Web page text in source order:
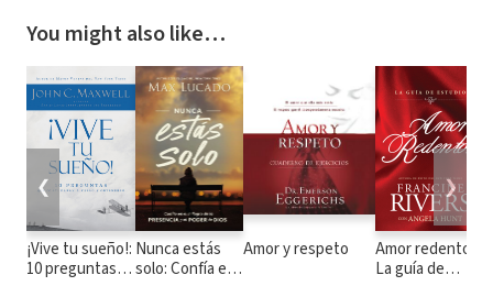
You might also like…
¡Vive tu sueño!:
10 preguntas
Nunca estás
solo: Confía en
Amor y respeto
Amor redentor:
La guía de
❮ ❯